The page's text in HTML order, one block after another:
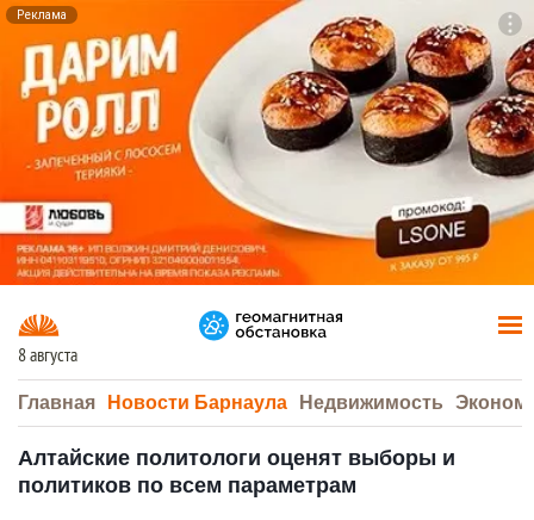
Реклама
8 августа
Главная Новости Барнаула Недвижимость
Алтайские политологи оценят выборы и
политиков по всем параметрам